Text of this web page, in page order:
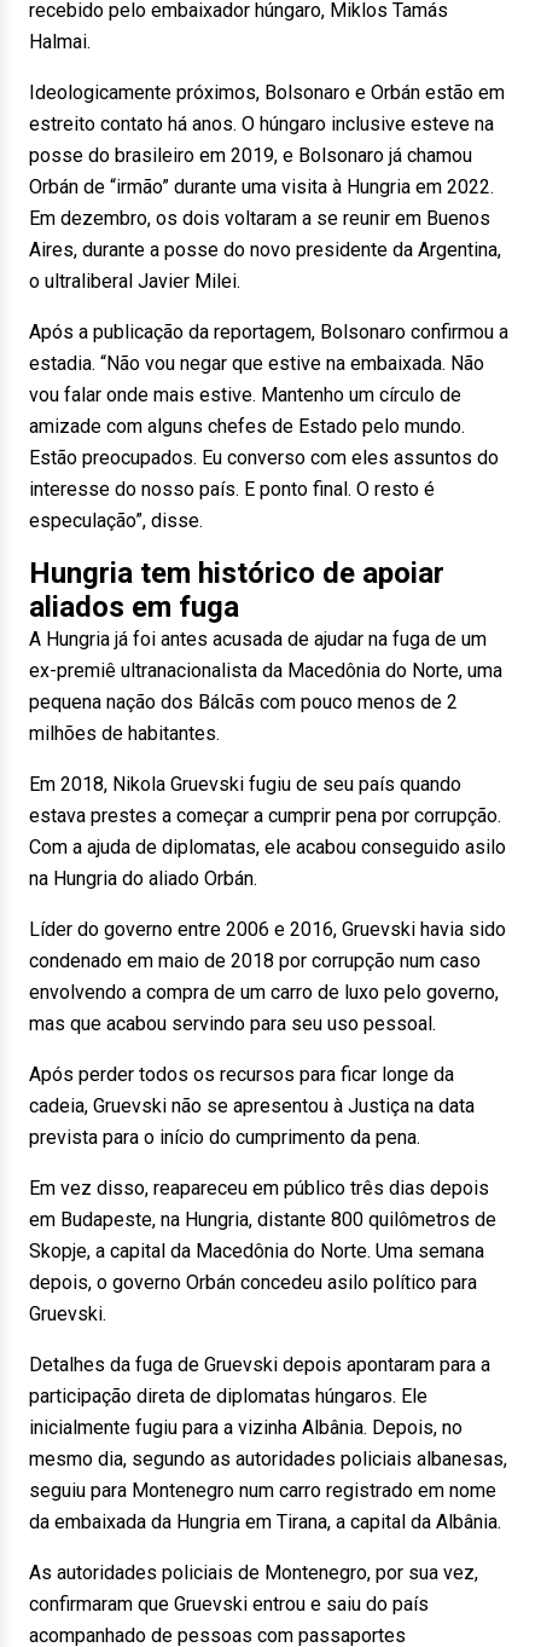
recebido pelo embaixador húngaro, Miklos Tamás
Halmai.
Ideologicamente próximos, Bolsonaro e Orbán estão em
estreito contato há anos. O húngaro inclusive esteve na
posse do brasileiro em 2019, e Bolsonaro já chamou
Orbán de “irmão” durante uma visita à Hungria em 2022.
Em dezembro, os dois voltaram a se reunir em Buenos
Aires, durante a posse do novo presidente da Argentina,
o ultraliberal Javier Milei.
Após a publicação da reportagem, Bolsonaro confirmou a
estadia. “Não vou negar que estive na embaixada. Não
vou falar onde mais estive. Mantenho um círculo de
amizade com alguns chefes de Estado pelo mundo.
Estão preocupados. Eu converso com eles assuntos do
interesse do nosso país. E ponto final. O resto é
especulação”, disse.
Hungria tem histórico de apoiar
aliados em fuga
A Hungria já foi antes acusada de ajudar na fuga de um
ex-premiê ultranacionalista da Macedônia do Norte, uma
pequena nação dos Bálcãs com pouco menos de 2
milhões de habitantes.
Em 2018, Nikola Gruevski fugiu de seu país quando
estava prestes a começar a cumprir pena por corrupção.
Com a ajuda de diplomatas, ele acabou conseguido asilo
na Hungria do aliado Orbán.
Líder do governo entre 2006 e 2016, Gruevski havia sido
condenado em maio de 2018 por corrupção num caso
envolvendo a compra de um carro de luxo pelo governo,
mas que acabou servindo para seu uso pessoal.
Após perder todos os recursos para ficar longe da
cadeia, Gruevski não se apresentou à Justiça na data
prevista para o início do cumprimento da pena.
Em vez disso, reapareceu em público três dias depois
em Budapeste, na Hungria, distante 800 quilômetros de
Skopje, a capital da Macedônia do Norte. Uma semana
depois, o governo Orbán concedeu asilo político para
Gruevski.
Detalhes da fuga de Gruevski depois apontaram para a
participação direta de diplomatas húngaros. Ele
inicialmente fugiu para a vizinha Albânia. Depois, no
mesmo dia, segundo as autoridades policiais albanesas,
seguiu para Montenegro num carro registrado em nome
da embaixada da Hungria em Tirana, a capital da Albânia.
As autoridades policiais de Montenegro, por sua vez,
confirmaram que Gruevski entrou e saiu do país
acompanhado de pessoas com passaportes